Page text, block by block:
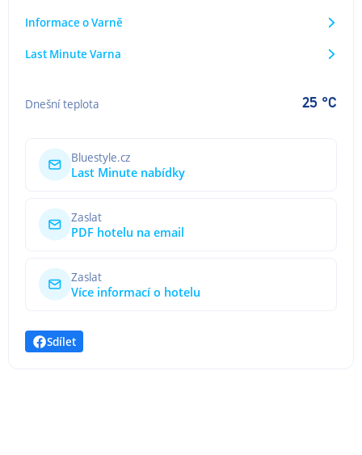
Informace o Varně
Last Minute Varna
Dnešní teplota 25 °C
Bluestyle.cz
Last Minute nabídky
Zaslat
PDF hotelu na email
Zaslat
Více informací o hotelu
Sdílet